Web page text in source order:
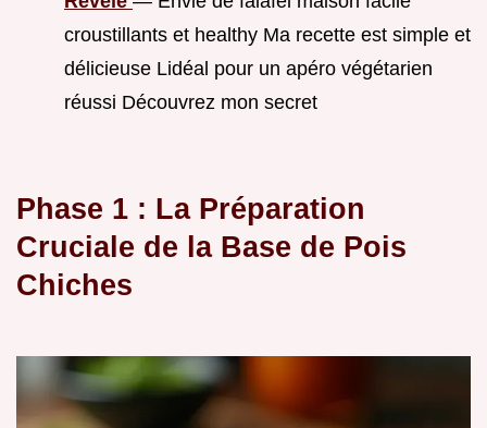
croustillants et healthy Ma recette est simple et
délicieuse Lidéal pour un apéro végétarien
réussi Découvrez mon secret
Phase 1 : La Préparation
Cruciale de la Base de Pois
Chiches